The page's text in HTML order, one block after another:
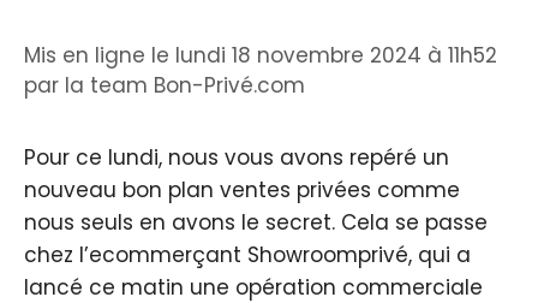
Mis en ligne le lundi 18 novembre 2024 à 11h52
par la team Bon-Privé.com
Pour ce lundi, nous vous avons repéré un
nouveau bon plan ventes privées comme
nous seuls en avons le secret. Cela se passe
chez l’ecommerçant Showroomprivé, qui a
lancé ce matin une opération commerciale